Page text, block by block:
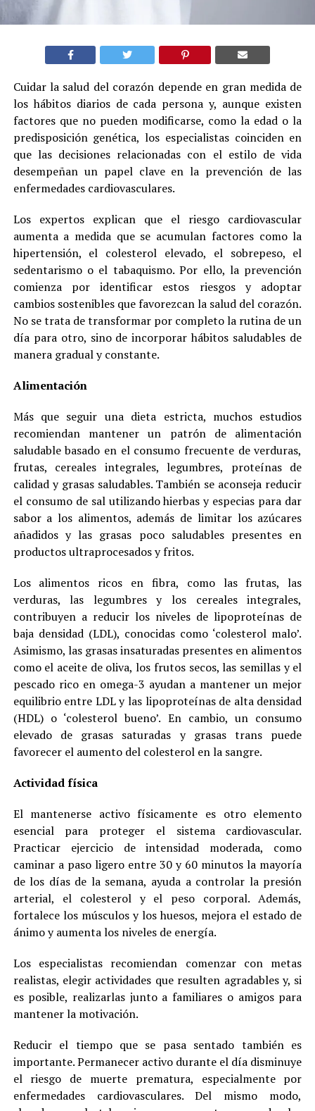
Cuidar la salud del corazón depende en gran medida de
los hábitos diarios de cada persona y, aunque existen
factores que no pueden modificarse, como la edad o la
predisposición genética, los especialistas coinciden en
que las decisiones relacionadas con el estilo de vida
desempeñan un papel clave en la prevención de las
enfermedades cardiovasculares.
Los expertos explican que el riesgo cardiovascular
aumenta a medida que se acumulan factores como la
hipertensión, el colesterol elevado, el sobrepeso, el
sedentarismo o el tabaquismo. Por ello, la prevención
comienza por identificar estos riesgos y adoptar
cambios sostenibles que favorezcan la salud del corazón.
No se trata de transformar por completo la rutina de un
día para otro, sino de incorporar hábitos saludables de
manera gradual y constante.
Alimentación
Más que seguir una dieta estricta, muchos estudios
recomiendan mantener un patrón de alimentación
saludable basado en el consumo frecuente de verduras,
frutas, cereales integrales, legumbres, proteínas de
calidad y grasas saludables. También se aconseja reducir
el consumo de sal utilizando hierbas y especias para dar
sabor a los alimentos, además de limitar los azúcares
añadidos y las grasas poco saludables presentes en
productos ultraprocesados y fritos.
Los alimentos ricos en fibra, como las frutas, las
verduras, las legumbres y los cereales integrales,
contribuyen a reducir los niveles de lipoproteínas de
baja densidad (LDL), conocidas como ‘colesterol malo’.
Asimismo, las grasas insaturadas presentes en alimentos
como el aceite de oliva, los frutos secos, las semillas y el
pescado rico en omega-3 ayudan a mantener un mejor
equilibrio entre LDL y las lipoproteínas de alta densidad
(HDL) o ‘colesterol bueno’. En cambio, un consumo
elevado de grasas saturadas y grasas trans puede
favorecer el aumento del colesterol en la sangre.
Actividad física
El mantenerse activo físicamente es otro elemento
esencial para proteger el sistema cardiovascular.
Practicar ejercicio de intensidad moderada, como
caminar a paso ligero entre 30 y 60 minutos la mayoría
de los días de la semana, ayuda a controlar la presión
arterial, el colesterol y el peso corporal. Además,
fortalece los músculos y los huesos, mejora el estado de
ánimo y aumenta los niveles de energía.
Los especialistas recomiendan comenzar con metas
realistas, elegir actividades que resulten agradables y, si
es posible, realizarlas junto a familiares o amigos para
mantener la motivación.
Reducir el tiempo que se pasa sentado también es
importante. Permanecer activo durante el día disminuye
el riesgo de muerte prematura, especialmente por
enfermedades cardiovasculares. Del mismo modo,